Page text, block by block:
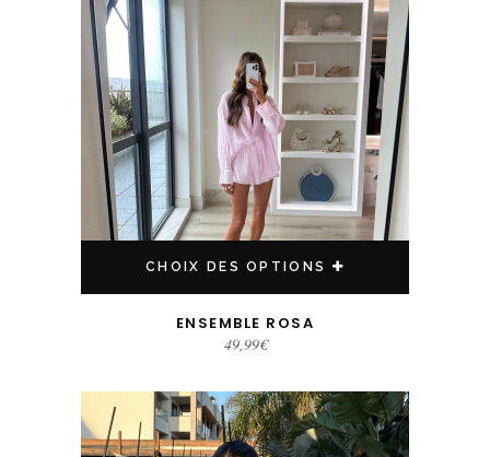
CHOIX DES OPTIONS
ENSEMBLE ROSA
49,99€
Ce produit a plusieurs variations. Les options peuvent être choisies sur la page du produit